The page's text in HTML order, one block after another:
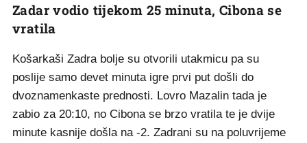
Zadar vodio tijekom 25 minuta, Cibona se
vratila
Košarkaši Zadra bolje su otvorili utakmicu pa su
poslije samo devet minuta igre prvi put došli do
dvoznamenkaste prednosti. Lovro Mazalin tada je
zabio za 20:10, no Cibona se brzo vratila te je dvije
minute kasnije došla na -2. Zadrani su na poluvrijeme